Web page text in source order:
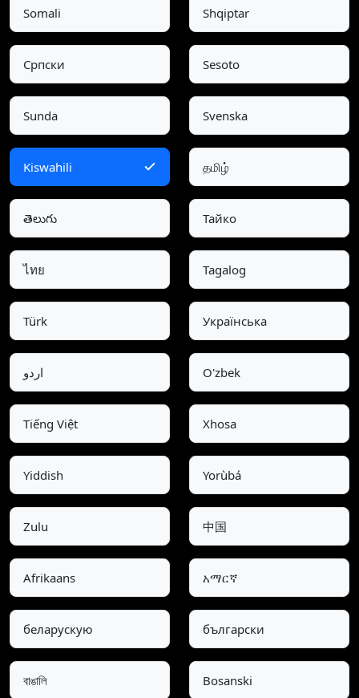
Somali Shqiptar
Српски Sesoto
Sunda Svenska
Kiswahili தமிழ்
తెలుగు Тайко
ไทย Tagalog
Türk Українська
اردو O'zbek
Tiếng Việt Xhosa
Yiddish Yorùbá
Zulu 中国
Afrikaans አማርኛ
беларускую български
বাঙালি Bosanski